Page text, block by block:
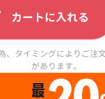
カートに入れる
、タイミングによりご注
があります。